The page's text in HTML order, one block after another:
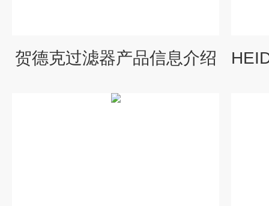
贺德克过滤器产品信息介绍